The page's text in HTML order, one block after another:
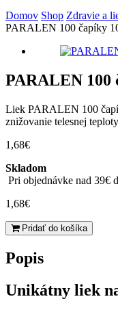
Domov Shop Zdravie a
PARALEN 100 čapíky
PARALEN 100
Liek PARALEN 100
znižovanie telesnej
1,68€
Skladom
Pri objednávke nad 39€
1,68€
množstvo
PARALEN
100
čapíky
mg
Pridať do košíka
Popis
Unikátny liek